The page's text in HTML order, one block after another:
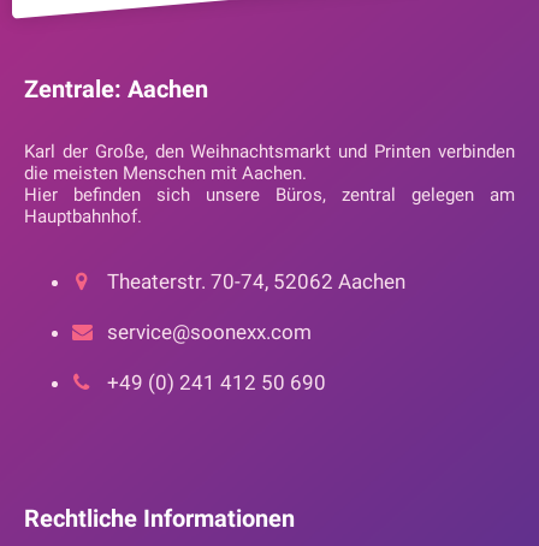
Zentrale: Aachen
Karl der Große, den Weihnachtsmarkt und Printen verbinden
die meisten Menschen mit Aachen.
Hier befinden sich unsere Büros, zentral gelegen am
Hauptbahnhof.
Theaterstr. 70-74, 52062 Aachen
service@soonexx.com
+49 (0) 241 412 50 690
Rechtliche Informationen